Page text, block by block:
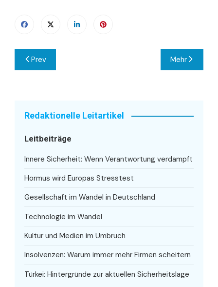
Beitragsnavigation
Prev Mehr
Redaktionelle Leitartikel
Leitbeiträge
Innere Sicherheit: Wenn Verantwortung verdampft
Hormus wird Europas Stresstest
Gesellschaft im Wandel in Deutschland
Technologie im Wandel
Kultur und Medien im Umbruch
Insolvenzen: Warum immer mehr Firmen scheitern
Türkei: Hintergründe zur aktuellen Sicherheitslage